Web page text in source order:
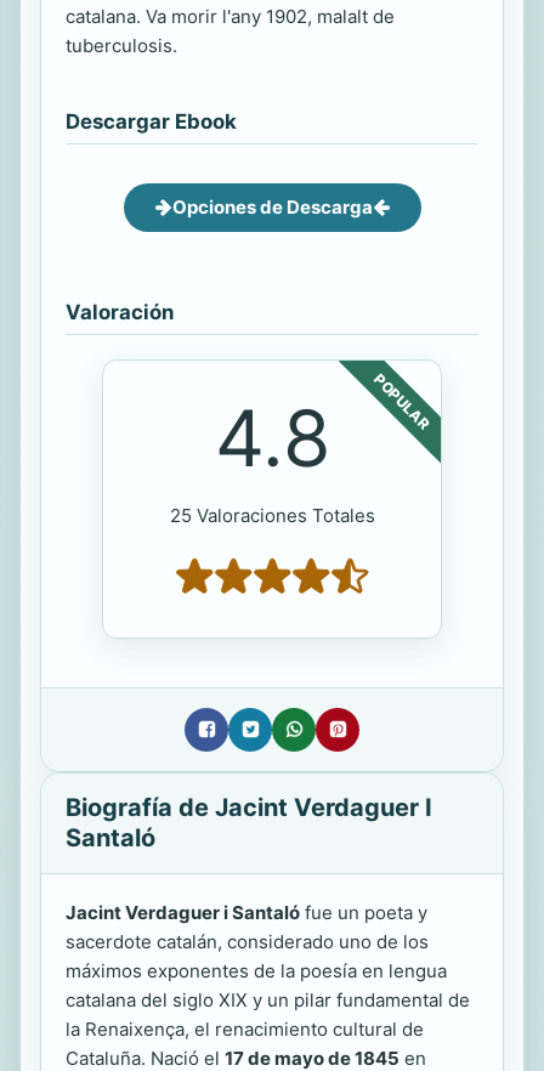
catalana. Va morir l'any 1902, malalt de
tuberculosis.
Descargar Ebook
Opciones de Descarga
Valoración
POPULAR
4.8
25 Valoraciones Totales
Biografía de Jacint Verdaguer I
Santaló
Jacint Verdaguer i Santaló fue un poeta y
sacerdote catalán, considerado uno de los
máximos exponentes de la poesía en lengua
catalana del siglo XIX y un pilar fundamental de
la Renaixença, el renacimiento cultural de
Cataluña. Nació el 17 de mayo de 1845 en